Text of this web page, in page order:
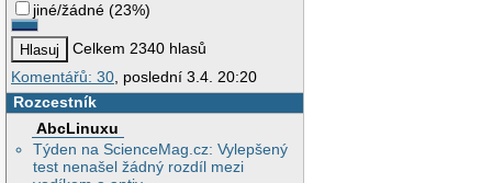
jiné/žádné (23%)
Celkem 2340 hlasů
Komentářů: 30 , poslední 3.4. 20:20
Rozcestník
AbcLinuxu
Týden na ScienceMag.cz: Vylepšený
test nenašel žádný rozdíl mezi